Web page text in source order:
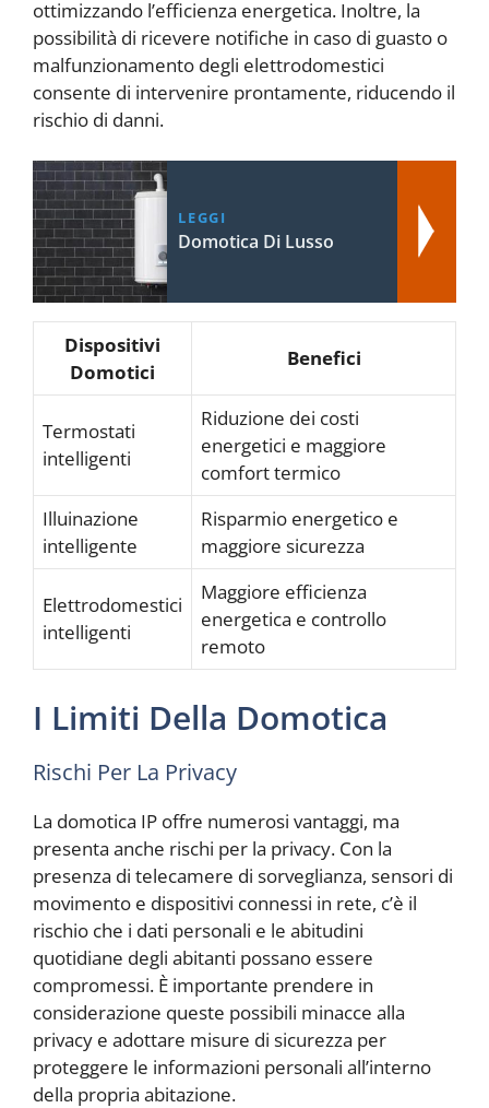
ottimizzando l’efficienza energetica. Inoltre, la
possibilità di ricevere notifiche in caso di guasto o
malfunzionamento degli elettrodomestici
consente di intervenire prontamente, riducendo il
rischio di danni.
LEGGI
Domotica Di Lusso
Dispositivi
Domotici
Benefici
Termostati
intelligenti
Riduzione dei costi
energetici e maggiore
comfort termico
Illuinazione
intelligente
Risparmio energetico e
maggiore sicurezza
Elettrodomestici
intelligenti
Maggiore efficienza
energetica e controllo
remoto
I Limiti Della Domotica
Rischi Per La Privacy
La domotica IP offre numerosi vantaggi, ma
presenta anche rischi per la privacy. Con la
presenza di telecamere di sorveglianza, sensori di
movimento e dispositivi connessi in rete, c’è il
rischio che i dati personali e le abitudini
quotidiane degli abitanti possano essere
compromessi. È importante prendere in
considerazione queste possibili minacce alla
privacy e adottare misure di sicurezza per
proteggere le informazioni personali all’interno
della propria abitazione.